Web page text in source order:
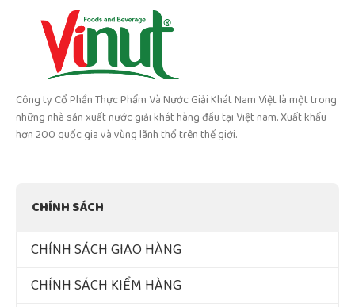
Công ty Cổ Phần Thực Phẩm Và Nước Giải Khát Nam Việt là một trong
những nhà sản xuất nước giải khát hàng đầu tại Việt nam. Xuất khẩu
hơn 200 quốc gia và vùng lãnh thổ trên thế giới.
CHÍNH SÁCH
CHÍNH SÁCH GIAO HÀNG
CHÍNH SÁCH KIỂM HÀNG